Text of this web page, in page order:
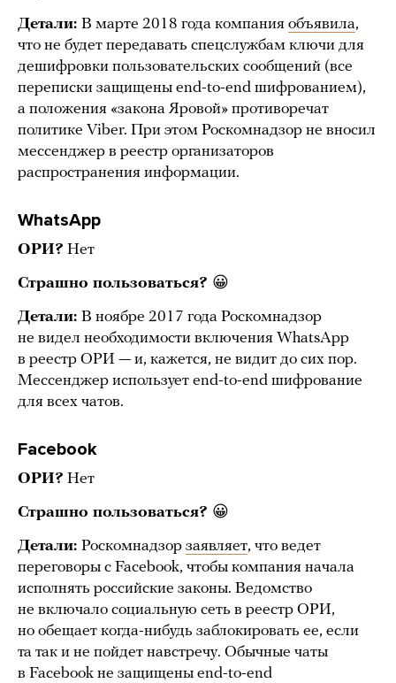
Детали: В марте 2018 года компания объявила,
что не будет передавать спецслужбам ключи для
дешифровки пользовательских сообщений (все
переписки защищены end-to-end шифрованием),
а положения «закона Яровой» противоречат
политике Viber. При этом Роскомнадзор не вносил
мессенджер в реестр организаторов
распространения информации.
WhatsApp
ОРИ? Нет
Страшно пользоваться? 😀
Детали: В ноябре 2017 года Роскомнадзор
не видел необходимости включения WhatsApp
в реестр ОРИ — и, кажется, не видит до сих пор.
Мессенджер использует end-to-end шифрование
для всех чатов.
Facebook
ОРИ? Нет
Страшно пользоваться? 😀
Детали: Роскомнадзор заявляет, что ведет
переговоры с Facebook, чтобы компания начала
исполнять российские законы. Ведомство
не включало социальную сеть в реестр ОРИ,
но обещает когда-нибудь заблокировать ее, если
та так и не пойдет навстречу. Обычные чаты
в Facebook не защищены end-to-end